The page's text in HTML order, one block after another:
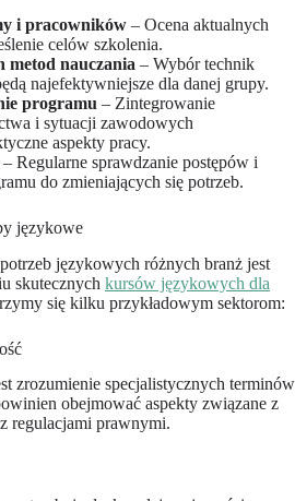
i pracowników – Ocena aktualnych
celów szkolenia.
metod nauczania – Wybór technik
najefektywniejsze dla danej grupy.
programu – Zintegrowanie
i sytuacji zawodowych
aspekty pracy.
– Regularne sprawdzanie postępów i
do zmieniających się potrzeb.
językowe
językowych różnych branż jest
skutecznych kursów językowych dla
się kilku przykładowym sektorom:
zrozumienie specjalistycznych terminów
obejmować aspekty związane z
regulacjami prawnymi.